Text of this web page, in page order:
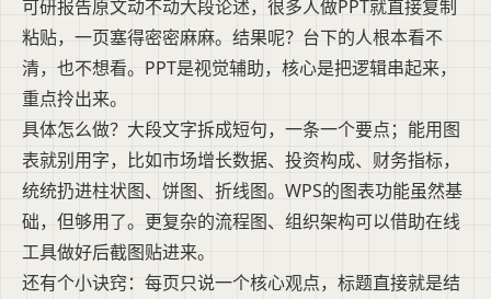
可研报告原文动不动大段论述，很多人做PPT就直接复制
粘贴，一页塞得密密麻麻。结果呢？台下的人根本看不
清，也不想看。PPT是视觉辅助，核心是把逻辑串起来，
重点拎出来。
具体怎么做？大段文字拆成短句，一条一个要点；能用图
表就别用字，比如市场增长数据、投资构成、财务指标，
统统扔进柱状图、饼图、折线图。WPS的图表功能虽然基
础，但够用了。更复杂的流程图、组织架构可以借助在线
工具做好后截图贴进来。
还有个小诀窍：每页只说一个核心观点，标题直接就是结